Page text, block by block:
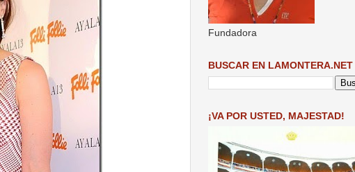
Fundadora
BUSCAR EN LAMONTERA.NET
¡VA POR USTED, MAJESTAD!